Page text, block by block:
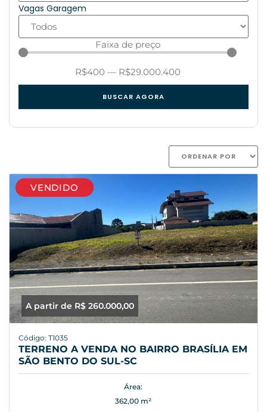
Vagas Garagem
Faixa de preço
R$400 — R$29.000.400
BUSCAR AGORA
A partir de R$ 260.000,00
VENDIDO
Código: T1035
TERRENO A VENDA NO BAIRRO BRASÍLIA EM
SÃO BENTO DO SUL-SC
Área:
362,00 m²